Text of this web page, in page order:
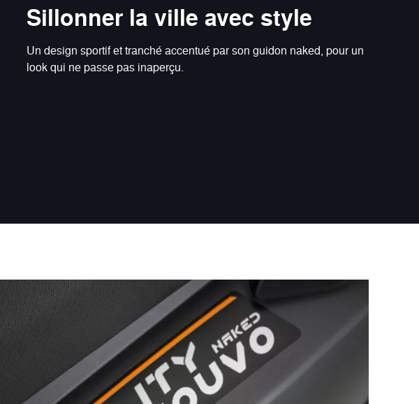
Sillonner la ville avec style
Un design sportif et tranché accentué par son guidon naked, pour un
look qui ne passe pas inaperçu.